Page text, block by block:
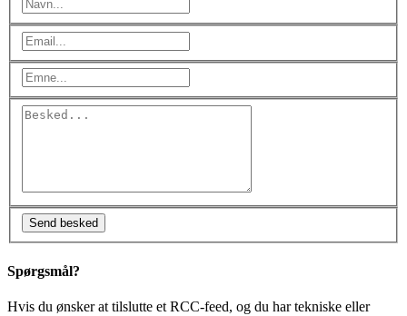
Spørgsmål?
Hvis du ønsker at tilslutte et RCC-feed, og du har tekniske eller